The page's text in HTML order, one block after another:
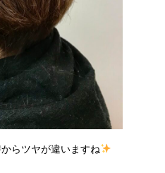
らツヤが違いますね